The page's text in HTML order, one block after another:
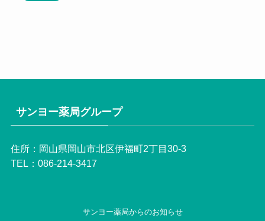
サンヨー薬局グループ
住所：岡山県岡山市北区伊福町2丁目30-3
TEL：086-214-3417
サンヨー薬局からのお知らせ